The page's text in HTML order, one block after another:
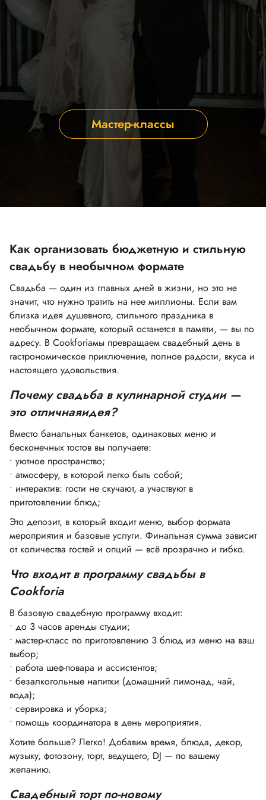
Мастер-классы
Как организовать бюджетную и стильную
свадьбу в необычном формате
Свадьба — один из главных дней в жизни, но это не
значит, что нужно тратить на нее миллионы. Если вам
близка идея душевного, стильного праздника в
необычном формате, который останется в памяти, — вы по
адресу. В Cookforiaмы превращаем свадебный день в
гастрономическое приключение, полное радости, вкуса и
настоящего удовольствия.
Почемусвадьба в кулинарной студии —
это отличнаяидея?
Вместо банальных банкетов, одинаковых меню и
бесконечных тостов вы получаете:
• уютное пространство;
• атмосферу, в которой легко быть собой;
• интерактив: гости не скучают, а участвуют в
приготовлении блюд;
Это депозит, в который входит меню, выбор формата
мероприятия и базовые услуги. Финальная сумма зависит
от количества гостей и опций — всё прозрачно и гибко.
Чтовходит в программу свадьбы в
Cookforia
В базовую свадебную программу входит:
• до 3 часов аренды студии;
• мастер-класс по приготовлению 3 блюд из меню на ваш
выбор;
• работа шеф-повара и ассистентов;
• безалкогольные напитки (домашний лимонад, чай,
вода);
• сервировка и уборка;
• помощь координатора в день мероприятия.
Хотите больше? Легко! Добавим время, блюда, декор,
музыку, фотозону, торт, ведущего, DJ — по вашему
желанию.
Свадебный торт по-новому